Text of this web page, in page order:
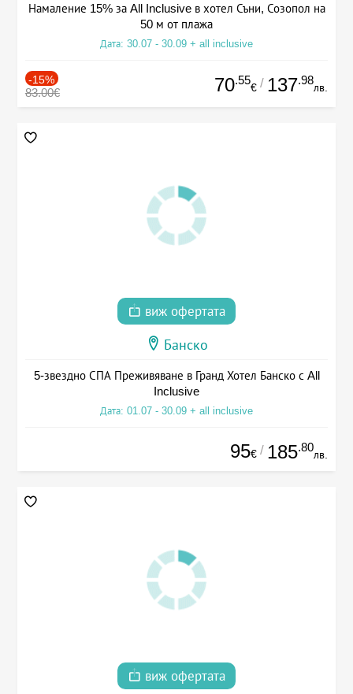
Намаление 15% за All Inclusive в хотел Съни, Созопол на
50 м от плажа
Дата: 30.07 - 30.09 + all inclusive
-15%
83.00€ 70.55
€ / 137.98
лв.
виж офертата
Банско
5-звездно СПА Преживяване в Гранд Хотел Банско с All
Inclusive
Дата: 01.07 - 30.09 + all inclusive
95€ / 185.80
лв.
виж офертата